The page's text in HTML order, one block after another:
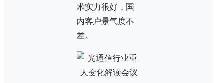
术实力很好，国
内客户景气度不
差。